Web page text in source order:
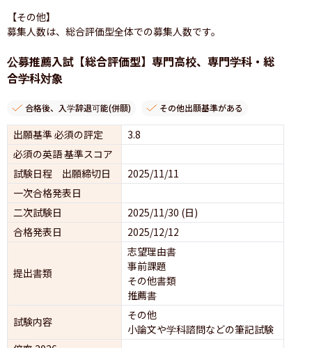
【その他】
募集人数は、総合評価型全体での募集人数です。
公募推薦入試【総合評価型】専門高校、専門学科・総
合学科対象
合格後、入学辞退可能(併願) その他出願基準がある
出願基準 必須の評定
3.8
必須の英語 基準スコア
試験日程 出願締切日
2025/11/11
一次合格発表日
二次試験日
2025/11/30 (日)
合格発表日
2025/12/12
提出書類
志望理由書
事前課題
その他書類
推薦書
試験内容
その他
小論文や学科諮問などの筆記試験